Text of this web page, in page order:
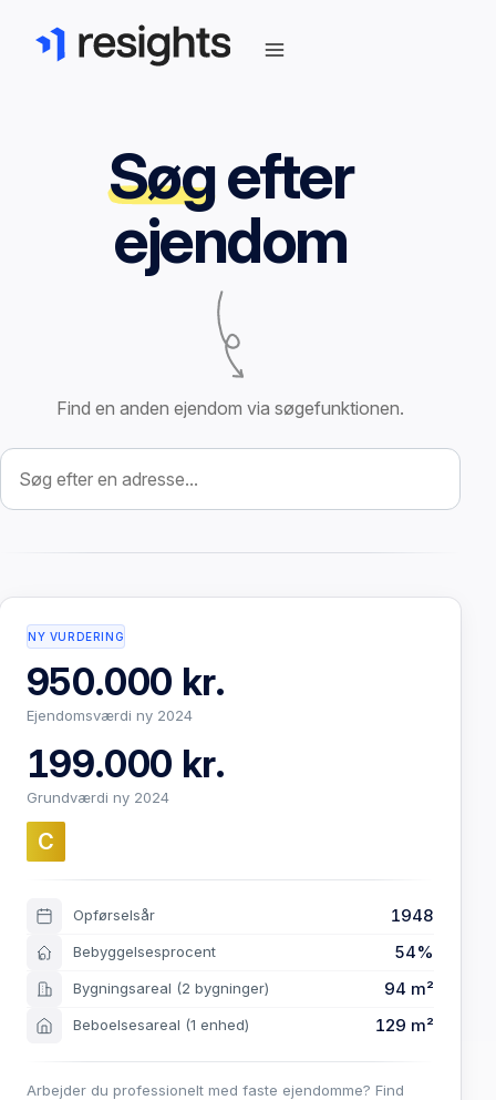
Søgefter
ejendom
Find en anden ejendom via søgefunktionen.
Søg efter ejendom
NY VURDERING
950.000 kr.
Ejendomsværdi ny 2024
199.000 kr.
Grundværdi ny 2024
C
Opførselsår 1948
Bebyggelsesprocent 54%
Bygningsareal (2 bygninger) 94 m²
Beboelsesareal (1 enhed) 129 m²
Arbejder du professionelt med faste ejendomme? Find